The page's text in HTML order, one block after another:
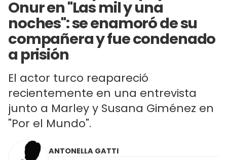
Onur en "Las mil y una
noches": se enamoró de su
compañera y fue condenado
a prisión
El actor turco reapareció
recientemente en una entrevista
junto a Marley y Susana Giménez en
"Por el Mundo".
ANTONELLA GATTI